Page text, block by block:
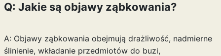
Q: Jakie są objawy ząbkowania?
A: Objawy ząbkowania obejmują drażliwość, nadmierne
ślinienie, wkładanie przedmiotów do buzi,